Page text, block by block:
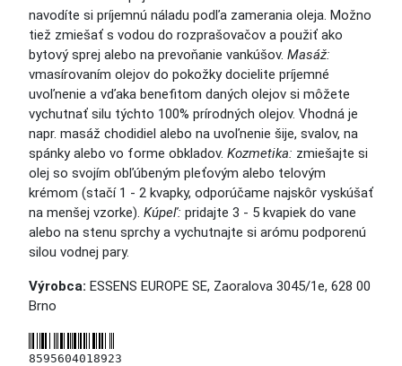
navodíte si príjemnú náladu podľa zamerania oleja. Možno
tiež zmiešať s vodou do rozprašovačov a použiť ako
bytový sprej alebo na prevoňanie vankúšov. Masáž:
vmasírovaním olejov do pokožky docielite príjemné
uvoľnenie a vďaka benefitom daných olejov si môžete
vychutnať silu týchto 100% prírodných olejov. Vhodná je
napr. masáž chodidiel alebo na uvoľnenie šije, svalov, na
spánky alebo vo forme obkladov. Kozmetika: zmiešajte si
olej so svojím obľúbeným pleťovým alebo telovým
krémom (stačí 1 - 2 kvapky, odporúčame najskôr vyskúšať
na menšej vzorke). Kúpeľ: pridajte 3 - 5 kvapiek do vane
alebo na stenu sprchy a vychutnajte si arómu podporenú
silou vodnej pary.
Výrobca: ESSENS EUROPE SE, Zaoralova 3045/1e, 628 00
Brno
8595604018923